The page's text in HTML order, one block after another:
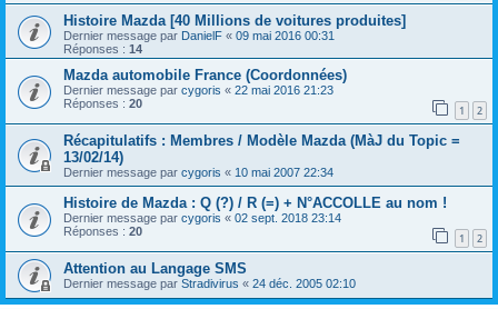
Histoire Mazda [40 Millions de voitures produites]
Dernier message par DanielF « 09 mai 2016 00:31
Réponses : 14
Mazda automobile France (Coordonnées)
Dernier message par cygoris « 22 mai 2016 21:23
Réponses : 20 1 2
Récapitulatifs : Membres / Modèle Mazda (MàJ du Topic =
13/02/14)
Dernier message par cygoris « 10 mai 2007 22:34
Histoire de Mazda : Q (?) / R (=) + N°ACCOLLE au nom !
Dernier message par cygoris « 02 sept. 2018 23:14
Réponses : 20 1 2
Attention au Langage SMS
Dernier message par Stradivirus « 24 déc. 2005 02:10